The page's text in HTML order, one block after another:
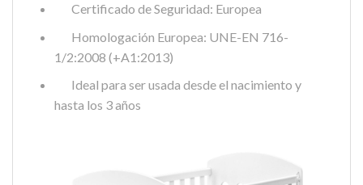
Certificado de Seguridad: Europea
Homologación Europea: UNE-EN 716-
1/2:2008 (+A1:2013)
Ideal para ser usada desde el nacimiento y
hasta los 3 años